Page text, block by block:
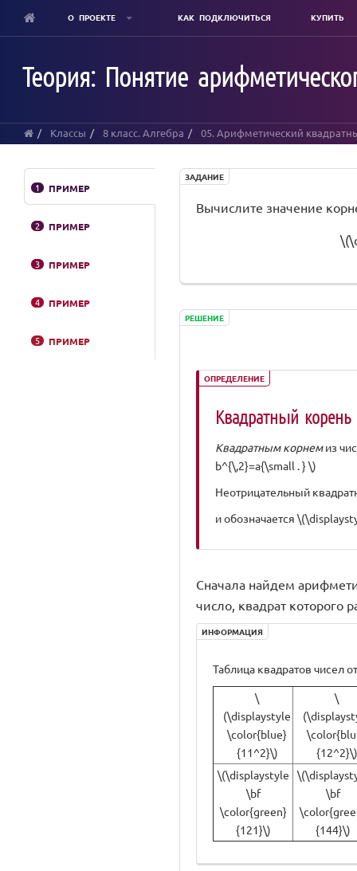
content
О ПРОЕКТЕ КАК ПОДКЛЮЧИТЬСЯ КУПИТЬ
Теория: Понятие
Классы 8 класс. Алгебра 05. Арифметический
1 ПРИМЕР
2 ПРИМЕР
3 ПРИМЕР
4 ПРИМЕР
5 ПРИМЕР
ЗАДАНИЕ
Вычислите значение
РЕШЕНИЕ
ОПРЕДЕЛЕНИЕ
Квадратный корень
Квадратным корнемиз
b^{\,2}=a{\small . } \)
Неотрицательный
и обозначается
Сначала найдем
число, квадрат которого
ИНФОРМАЦИЯ
Таблица квадратов чисел
\
(\displaystyle
\color{blue}
{11^2}\)
\
{12^2}\)
\(\displaystyle
\bf
\color{green}
{121}\)
\bf
{144}\)